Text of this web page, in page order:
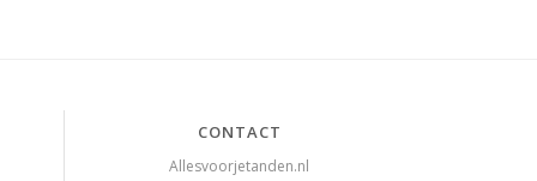
CONTACT
Allesvoorjetanden.nl